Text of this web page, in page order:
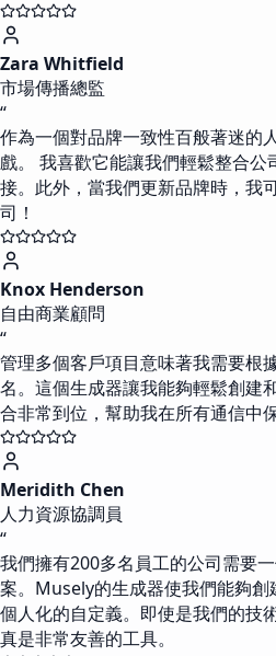
Zara Whitfield
市場傳播總監
“
作為一個對品牌一致性百般著迷的
戲。 我喜歡它能讓我們輕鬆整合公
接。此外，當我們更新品牌時，我
司！
Knox Henderson
自由商業顧問
“
管理多個客戶項目意味著我需要根
名。這個生成器讓我能夠輕鬆創建
合非常到位，幫助我在所有通信中
Meridith Chen
人力資源協調員
“
我們擁有200多名員工的公司需要
案。Musely的生成器使我們能夠
個人化的自定義。即使是我們的技
真是非常友善的工具。